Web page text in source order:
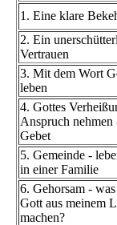
1. Eine klare
2. Ein
Vertrauen
3. Mit dem Wort
leben
4. Gottes
Anspruch nehmen
Gebet
5. Gemeinde -
in einer Familie
6. Gehorsam -
Gott aus meinem
machen?